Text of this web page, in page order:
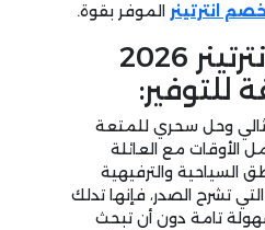
انترتينر الموفر بقوة.
كود خصم انترتينر 2026
للتوفير:
وحل سحري للمتعة
الأوقات مع العائلة
السياحية والترفيهية
تشرح الصدر، فإنها تدلك
تامة دون أن تبحث